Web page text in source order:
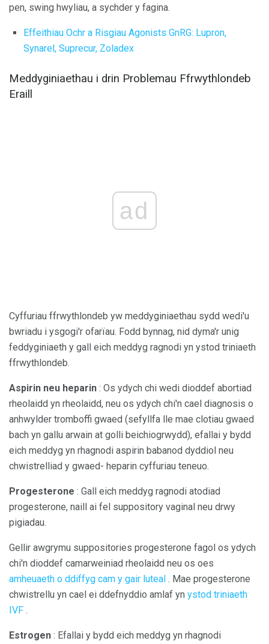
pen, swing hwyliau, a sychder y fagina.
Effeithiau Ochr a Risgiau Agonists GnRG: Lupron,
Synarel, Suprecur, Zoladex
Meddyginiaethau i drin Problemau Ffrwythlondeb
Eraill
ad
Cyffuriau ffrwythlondeb yw meddyginiaethau sydd wedi'u
bwriadu i ysgogi'r ofarïau. Fodd bynnag, nid dyma'r unig
feddyginiaeth y gall eich meddyg ragnodi yn ystod triniaeth
ffrwythlondeb.
Aspirin neu heparin : Os ydych chi wedi dioddef abortiad
rheolaidd yn rheolaidd, neu os ydych chi'n cael diagnosis o
anhwylder tromboffi gwaed (sefyllfa lle mae clotiau gwaed
bach yn gallu arwain at golli beichiogrwydd), efallai y bydd
eich meddyg yn rhagnodi aspirin babanod dyddiol neu
chwistrelliad y gwaed- heparin cyffuriau teneuo.
Progesterone : Gall eich meddyg ragnodi atodiad
progesterone, naill ai fel suppository vaginal neu drwy
pigiadau.
Gellir awgrymu suppositories progesterone fagol os ydych
chi'n dioddef camarweiniad rheolaidd neu os oes
amheuaeth o ddiffyg cam y gair luteal . Mae progesterone
chwistrellu yn cael ei ddefnyddio amlaf yn ystod triniaeth
IVF .
Estrogen : Efallai y bydd eich meddyg yn rhagnodi